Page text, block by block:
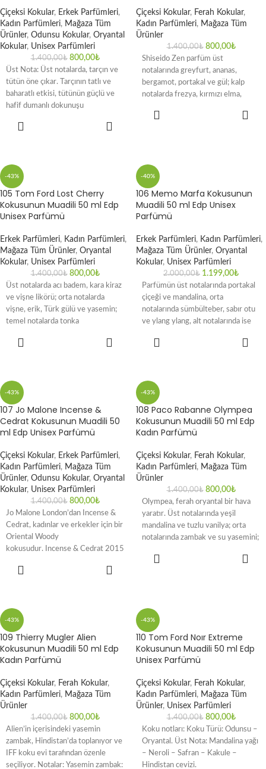
Çiçeksi Kokular, Erkek Parfümleri,
Kadın Parfümleri, Mağaza Tüm
Ürünler, Odunsu Kokular, Oryantal
Kokular, Unisex Parfümleri
1.400,00₺ 800,00₺
Üst Nota: Üst notalarda, tarçın ve
tütün öne çıkar. Tarçının tatlı ve
baharatlı etkisi, tütünün güçlü ve
hafif dumanlı dokunuşu
Çiçeksi Kokular, Ferah Kokular,
Kadın Parfümleri, Mağaza Tüm
Ürünler
1.400,00₺ 800,00₺
Shiseido Zen parfüm üst
notalarında greyfurt, ananas,
bergamot, portakal ve gül; kalp
notalarda frezya, kırmızı elma,
zambağı,
-43%
105 Tom Ford Lost Cherry
Kokusunun Muadili 50 ml Edp
Unisex Parfümü
Erkek Parfümleri, Kadın Parfümleri,
Mağaza Tüm Ürünler, Oryantal
Kokular, Unisex Parfümleri
1.400,00₺ 800,00₺
Üst notalarda acı badem, kara kiraz
ve vişne likörü; orta notalarda
vişne, erik, Türk gülü ve yasemin;
temel notalarda tonka
-40%
106 Memo Marfa Kokusunun
Muadili 50 ml Edp Unisex
Parfümü
Erkek Parfümleri, Kadın Parfümleri,
Mağaza Tüm Ürünler, Oryantal
Kokular, Unisex Parfümleri
2.000,00₺ 1.199,00₺
Parfümün üst notalarında portakal
çiçeği ve mandalina, orta
notalarında sümbülteber, sabır otu
ve ylang ylang, alt notalarında ise
-43%
107 Jo Malone Incense &
Cedrat Kokusunun Muadili 50
ml Edp Unisex Parfümü
Çiçeksi Kokular, Erkek Parfümleri,
Kadın Parfümleri, Mağaza Tüm
Ürünler, Odunsu Kokular, Oryantal
Kokular, Unisex Parfümleri
1.400,00₺ 800,00₺
Jo Malone London’dan Incense &
Cedrat, kadınlar ve erkekler için bir
Oriental Woody
kokusudur. Incense & Cedrat 2015
kokunun arkasındaki burun
-43%
108 Paco Rabanne Olympea
Kokusunun Muadili 50 ml Edp
Kadın Parfümü
Çiçeksi Kokular, Ferah Kokular,
Kadın Parfümleri, Mağaza Tüm
Ürünler
1.400,00₺ 800,00₺
Olympea, ferah oryantal bir hava
yaratır. Üst notalarında yeşil
mandalina ve tuzlu vanilya; orta
notalarında zambak ve su yasemini;
-43%
109 Thierry Mugler Alien
Kokusunun Muadili 50 ml Edp
Kadın Parfümü
Çiçeksi Kokular, Ferah Kokular,
Kadın Parfümleri, Mağaza Tüm
Ürünler
1.400,00₺ 800,00₺
Alien’in içerisindeki yasemin
zambak, Hindistan’da toplanıyor ve
IFF koku evi tarafından özenle
seçiliyor. Notalar: Yasemin zambak:
-43%
110 Tom Ford Noır Extreme
Kokusunun Muadili 50 ml Edp
Unisex Parfümü
Çiçeksi Kokular, Ferah Kokular,
Kadın Parfümleri, Mağaza Tüm
Ürünler, Unisex Parfümleri
1.400,00₺ 800,00₺
Koku notları: Koku Türü: Odunsu –
Oryantal. Üst Nota: Mandalina yağı
– Neroli – Safran – Kakule –
Hindistan cevizi.